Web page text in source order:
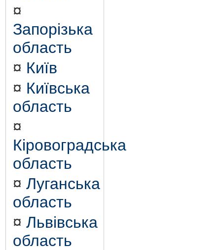
¤
Запорізька
область
¤ Київ
¤ Київська
область
¤
Кіровоградська
область
¤ Луганська
область
¤ Львівська
область